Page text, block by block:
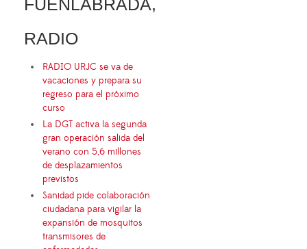
FUENLABRADA,
RADIO
RADIO URJC se va de
vacaciones y prepara su
regreso para el próximo
curso
La DGT activa la segunda
gran operación salida del
verano con 5,6 millones
de desplazamientos
previstos
Sanidad pide colaboración
ciudadana para vigilar la
expansión de mosquitos
transmisores de